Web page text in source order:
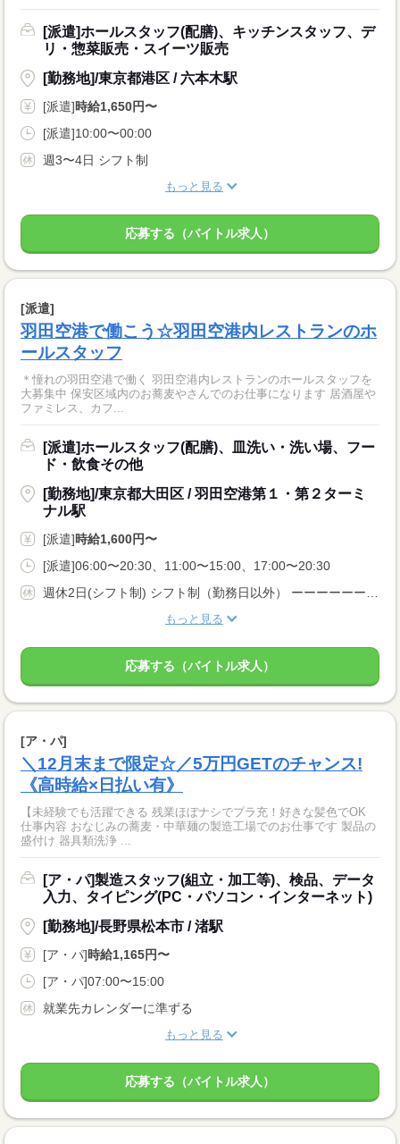
[派遣]ホールスタッフ(配膳)、キッチンスタッフ、デ
リ・惣菜販売・スイーツ販売
[勤務地]/東京都港区 / 六本木駅
[派遣]時給1,650円〜
[派遣]10:00〜00:00
週3〜4日 シフト制
もっと見る
応募する（バイトル求人）
[派遣]
羽田空港で働こう☆羽田空港内レストランのホ
ールスタッフ
＊憧れの羽田空港で働く 羽田空港内レストランのホールスタッフを
大募集中 保安区域内のお蕎麦やさんでのお仕事になります 居酒屋や
ファミレス、カフ...
[派遣]ホールスタッフ(配膳)、皿洗い・洗い場、フー
ド・飲食その他
[勤務地]/東京都大田区 / 羽田空港第１・第２ターミ
ナル駅
[派遣]時給1,600円〜
[派遣]06:00〜20:30、11:00〜15:00、17:00〜20:30
もっと見る
応募する（バイトル求人）
[ア・パ]
＼12月末まで限定☆／5万円GETのチャンス!
《高時給×日払い有》
【未経験でも活躍できる 残業ほぼナシでプラ充！好きな髪色でOK
仕事内容 おなじみの蕎麦・中華麺の製造工場でのお仕事です 製品の
盛付け 器具類洗浄 ...
[ア・パ]製造スタッフ(組立・加工等)、検品、データ
入力、タイピング(PC・パソコン・インターネット)
[勤務地]/長野県松本市 / 渚駅
[ア・パ]時給1,165円〜
[ア・パ]07:00〜15:00
就業先カレンダーに準ずる
もっと見る
応募する（バイトル求人）